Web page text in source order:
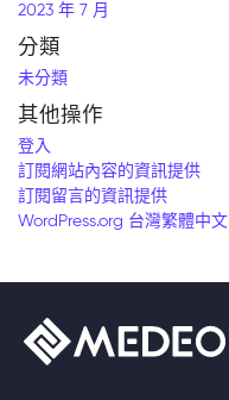
2023 年 7 月
分類
未分類
其他操作
登入
訂閱網站內容的資訊提供
訂閱留言的資訊提供
WordPress.org 台灣繁體中文